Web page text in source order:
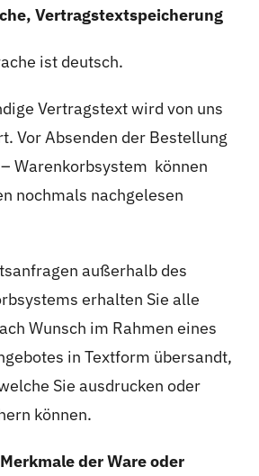
Vertragstextspeicherung
ist deutsch.
Vertragstext wird von uns
Vor Absenden der Bestellung
Warenkorbsystem können
nochmals nachgelesen
außerhalb des
erhalten Sie alle
Wunsch im Rahmen eines
in Textform übersandt,
Sie ausdrucken oder
können.
der Ware oder